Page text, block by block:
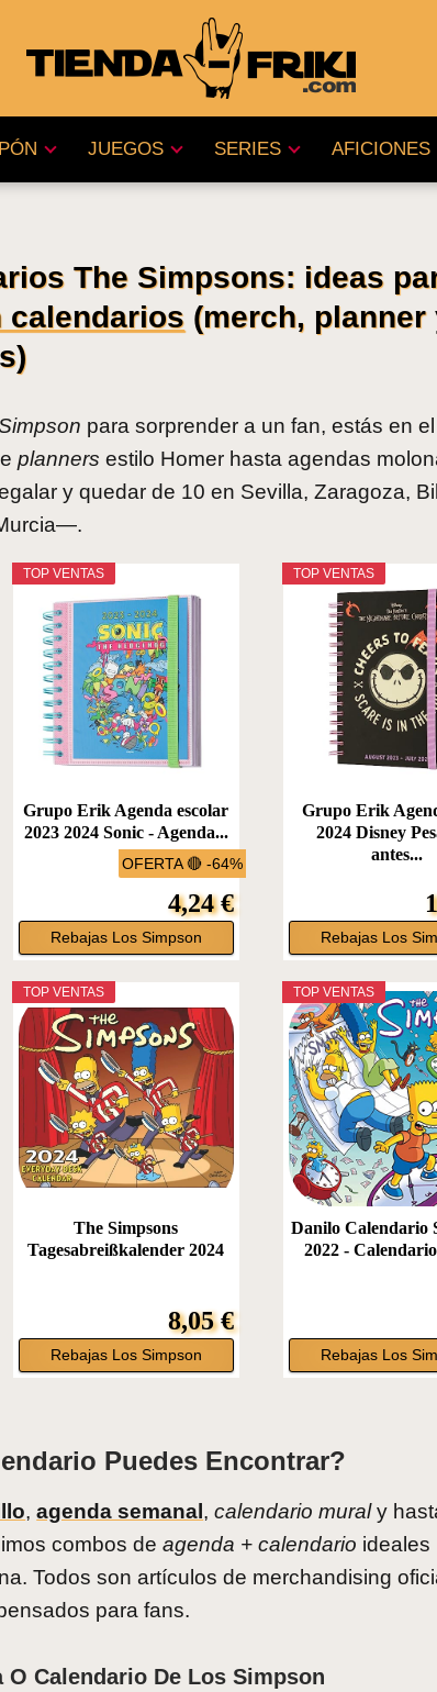
JUEGOS SERIES AFICIONES
The Simpsons: ideas
calendarios (merch, planner
para sorprender a un fan, estás en
planners estilo Homer hasta agendas
y quedar de 10 en Sevilla, Zaragoza,
OFERTA 🔴 -64%
TOP VENTAS
Grupo Erik Agenda escolar
2023 2024 Sonic - Agenda...
4,24 €
Rebajas Los Simpson
TOP VENTAS
Grupo Erik
2024 Disney
antes...
Rebajas Los
TOP VENTAS
The Simpsons
Tagesabreißkalender 2024
8,05 €
Rebajas Los Simpson
TOP VENTAS
Danilo Calendario
2022 -
Rebajas Los
Puedes Encontrar?
,agenda semanal ,calendario muraly
combos deagenda + calendario ideales
Todos son artículos de merchandising
para fans.
O Calendario De Los Simpson